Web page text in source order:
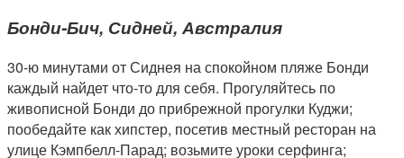
Бонди-Бич, Сидней, Австралия
30-ю минутами от Сиднея на спокойном пляже Бонди
каждый найдет что-то для себя. Прогуляйтесь по
живописной Бонди до прибрежной прогулки Куджи;
пообедайте как хипстер, посетив местный ресторан на
улице Кэмпбелл-Парад; возьмите уроки серфинга;